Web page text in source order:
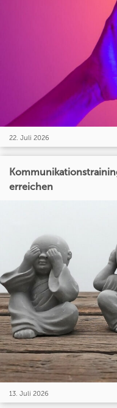
22. Juli 2026
erreichen
13. Juli 2026